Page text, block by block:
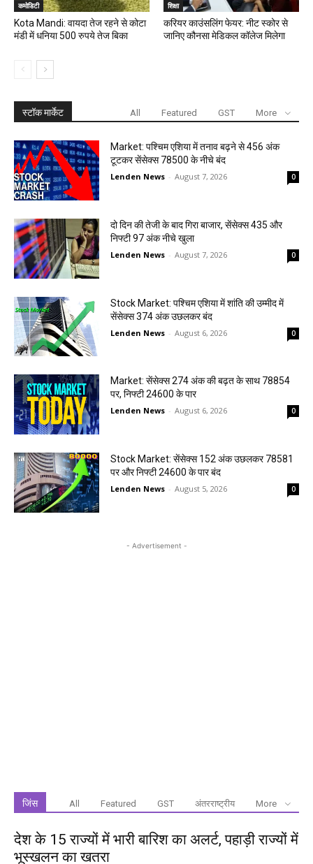
कमोडिटी
Kota Mandi: वायदा तेज रहने से कोटा
मंडी में धनिया 500 रुपये तेज बिका
शिक्षा
करियर काउंसलिंग फेयर: नीट स्कोर से
जानिए कौनसा मेडिकल कॉलेज मिलेगा
स्टॉक मार्केट All Featured GST More
Market: पश्चिम एशिया में तनाव बढ़ने से 456 अंक
टूटकर सेंसेक्स 78500 के नीचे बंद
Lenden News - August 7, 2026 0
दो दिन की तेजी के बाद गिरा बाजार, सेंसेक्स 435 और
निफ्टी 97 अंक नीचे खुला
Lenden News - August 7, 2026 0
Stock Market: पश्चिम एशिया में शांति की उम्मीद में
सेंसेक्स 374 अंक उछलकर बंद
Lenden News - August 6, 2026 0
Market: सेंसेक्स 274 अंक की बढ़त के साथ 78854
पर, निफ्टी 24600 के पार
Lenden News - August 6, 2026 0
Stock Market: सेंसेक्स 152 अंक उछलकर 78581
पर और निफ्टी 24600 के पार बंद
Lenden News - August 5, 2026 0
- Advertisement -
जिंस All Featured GST अंतरराष्ट्रीय More
देश के 15 राज्यों में भारी बारिश का अलर्ट, पहाड़ी राज्यों में
भूस्खलन का खतरा